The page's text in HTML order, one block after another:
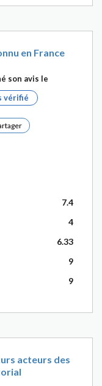
en France
son avis le
vérifié
7.4
4
6.33
9
9
acteurs des